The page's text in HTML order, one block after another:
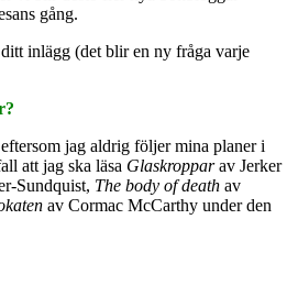
gång.
inlägg (det blir en ny fråga varje
jag aldrig följer mina planer i
att jag ska läsa Glaskropparav Jerker
Sundquist, The body of death av
av Cormac McCarthy under den